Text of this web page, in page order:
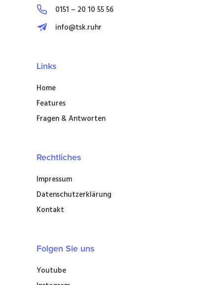
0151 – 20 10 55 56
info@tsk.ruhr
Links
Home
Features
Fragen & Antworten
Rechtliches
Impressum
Datenschutzerklärung
Kontakt
Folgen Sie uns
Youtube